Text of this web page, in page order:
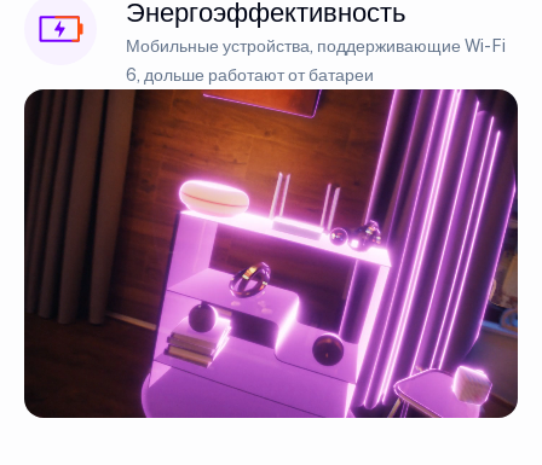
Энергоэффективность
Мобильные устройства, поддерживающие Wi-Fi
6, дольше работают от батареи